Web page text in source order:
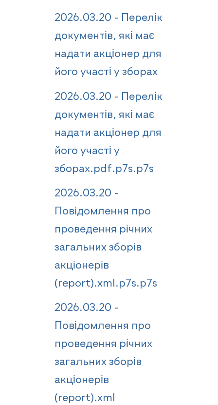
2026.03.20 - Перелік
документів, які має
надати акціонер для
його участі у зборах
2026.03.20 - Перелік
документів, які має
надати акціонер для
його участі у
зборах.pdf.p7s.p7s
2026.03.20 -
Повідомлення про
проведення річних
загальних зборів
акціонерів
(report).xml.p7s.p7s
2026.03.20 -
Повідомлення про
проведення річних
загальних зборів
акціонерів
(report).xml